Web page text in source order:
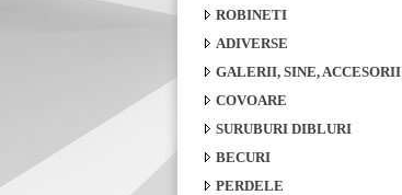
ROBINETI
ADIVERSE
GALERII, SINE, ACCESORII
COVOARE
SURUBURI DIBLURI
BECURI
PERDELE